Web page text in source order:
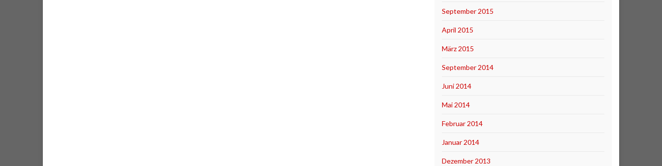
September 2015
April 2015
März 2015
September 2014
Juni 2014
Mai 2014
Februar 2014
Januar 2014
Dezember 2013